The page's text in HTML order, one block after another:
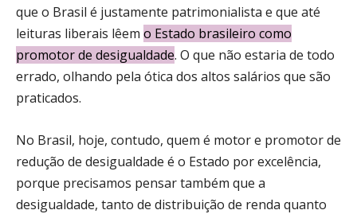
que o Brasil é justamente patrimonialista e que até
leituras liberais lêem o Estado brasileiro como
promotor de desigualdade. O que não estaria de todo
errado, olhando pela ótica dos altos salários que são
praticados.
No Brasil, hoje, contudo, quem é motor e promotor de
redução de desigualdade é o Estado por excelência,
porque precisamos pensar também que a
desigualdade, tanto de distribuição de renda quanto